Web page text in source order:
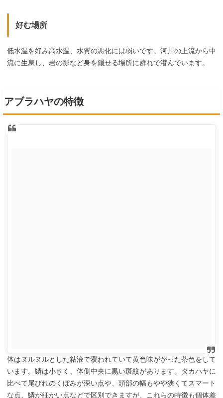
好む場所
低水温を好み高水温、水質の悪化には弱いです。河川の上流から中
流に生息し、岩の影など身を隠せる場所に群れで潜んでいます。
アブラハヤの特徴
体はヌルヌルとした粘液で覆われていて黄色味がかった茶色をして
います。鱗は小さく、体側中央に黒い斑紋があります。タカハヤに
比べて尾びれのくぼみが深い点や、頭部の幅もやや狭くてスマート
な点、鱗が細かい点などで区別できますが、これらの特徴も個体差